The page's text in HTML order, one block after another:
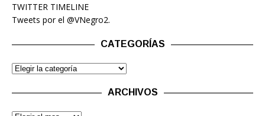
TWITTER TIMELINE
Tweets por el @VNegro2.
CATEGORÍAS
ARCHIVOS